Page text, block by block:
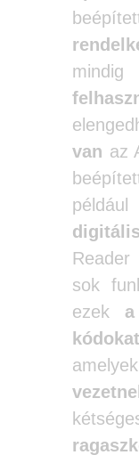
van az
sok
ezek